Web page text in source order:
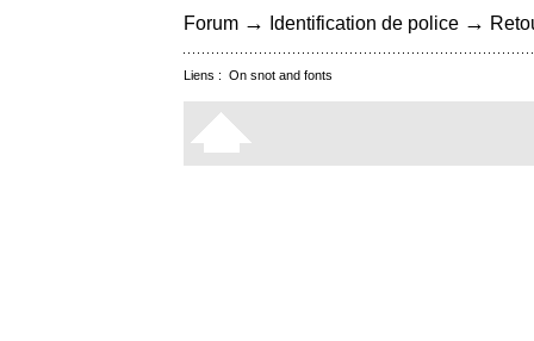
Forum → Identification de police →
Liens : On snot and fonts